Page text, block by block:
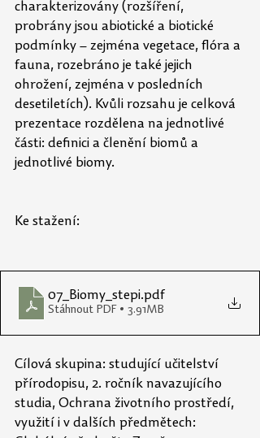
charakterizovány (rozšíření,
probrány jsou abiotické a biotické
podmínky – zejména vegetace, flóra a
fauna, rozebráno je také jejich
ohrožení, zejména v posledních
desetiletích). Kvůli rozsahu je celková
prezentace rozdělena na jednotlivé
části: definici a členění biomů a
jednotlivé biomy.
Ke stažení:
07_Biomy_stepi.pdf
Stáhnout PDF • 3.91MB
Cílová skupina: studující učitelství
přírodopisu, 2. ročník navazujícího
studia, Ochrana životního prostředí,
využití i v dalších předmětech: